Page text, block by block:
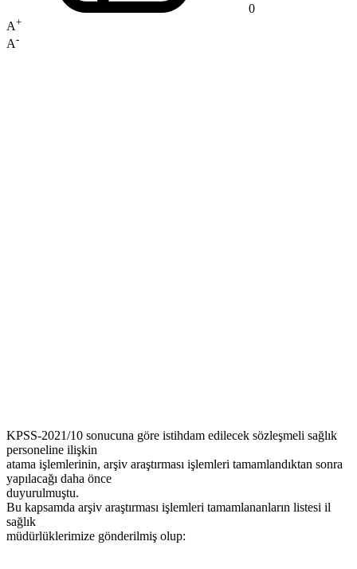
0
A+
A-
KPSS-2021/10 sonucuna göre istihdam edilecek sözleşmeli sağlık
personeline ilişkin
atama işlemlerinin, arşiv araştırması işlemleri tamamlandıktan sonra
yapılacağı daha önce
duyurulmuştu.
Bu kapsamda arşiv araştırması işlemleri tamamlananların listesi il
sağlık
müdürlüklerimize gönderilmiş olup: